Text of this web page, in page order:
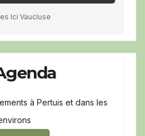
Ici Vaucluse
à Pertuis et dans les